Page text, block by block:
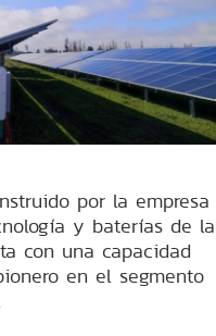
por la empresa
y baterías de la
con una capacidad
en el segmento